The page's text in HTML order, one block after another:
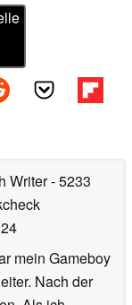
Writer- 5233
mein Gameboy
Nach der